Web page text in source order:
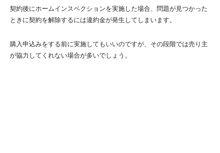
契約後にホームインスペクションを実施した場合、問題が見つかった
ときに契約を解除するには違約金が発生してしまいます。
購入申込みをする前に実施してもいいのですが、その段階では売り主
が協力してくれない場合が多いでしょう。